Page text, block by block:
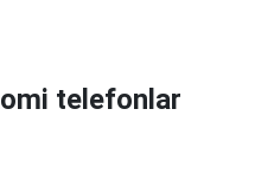
telefonlar